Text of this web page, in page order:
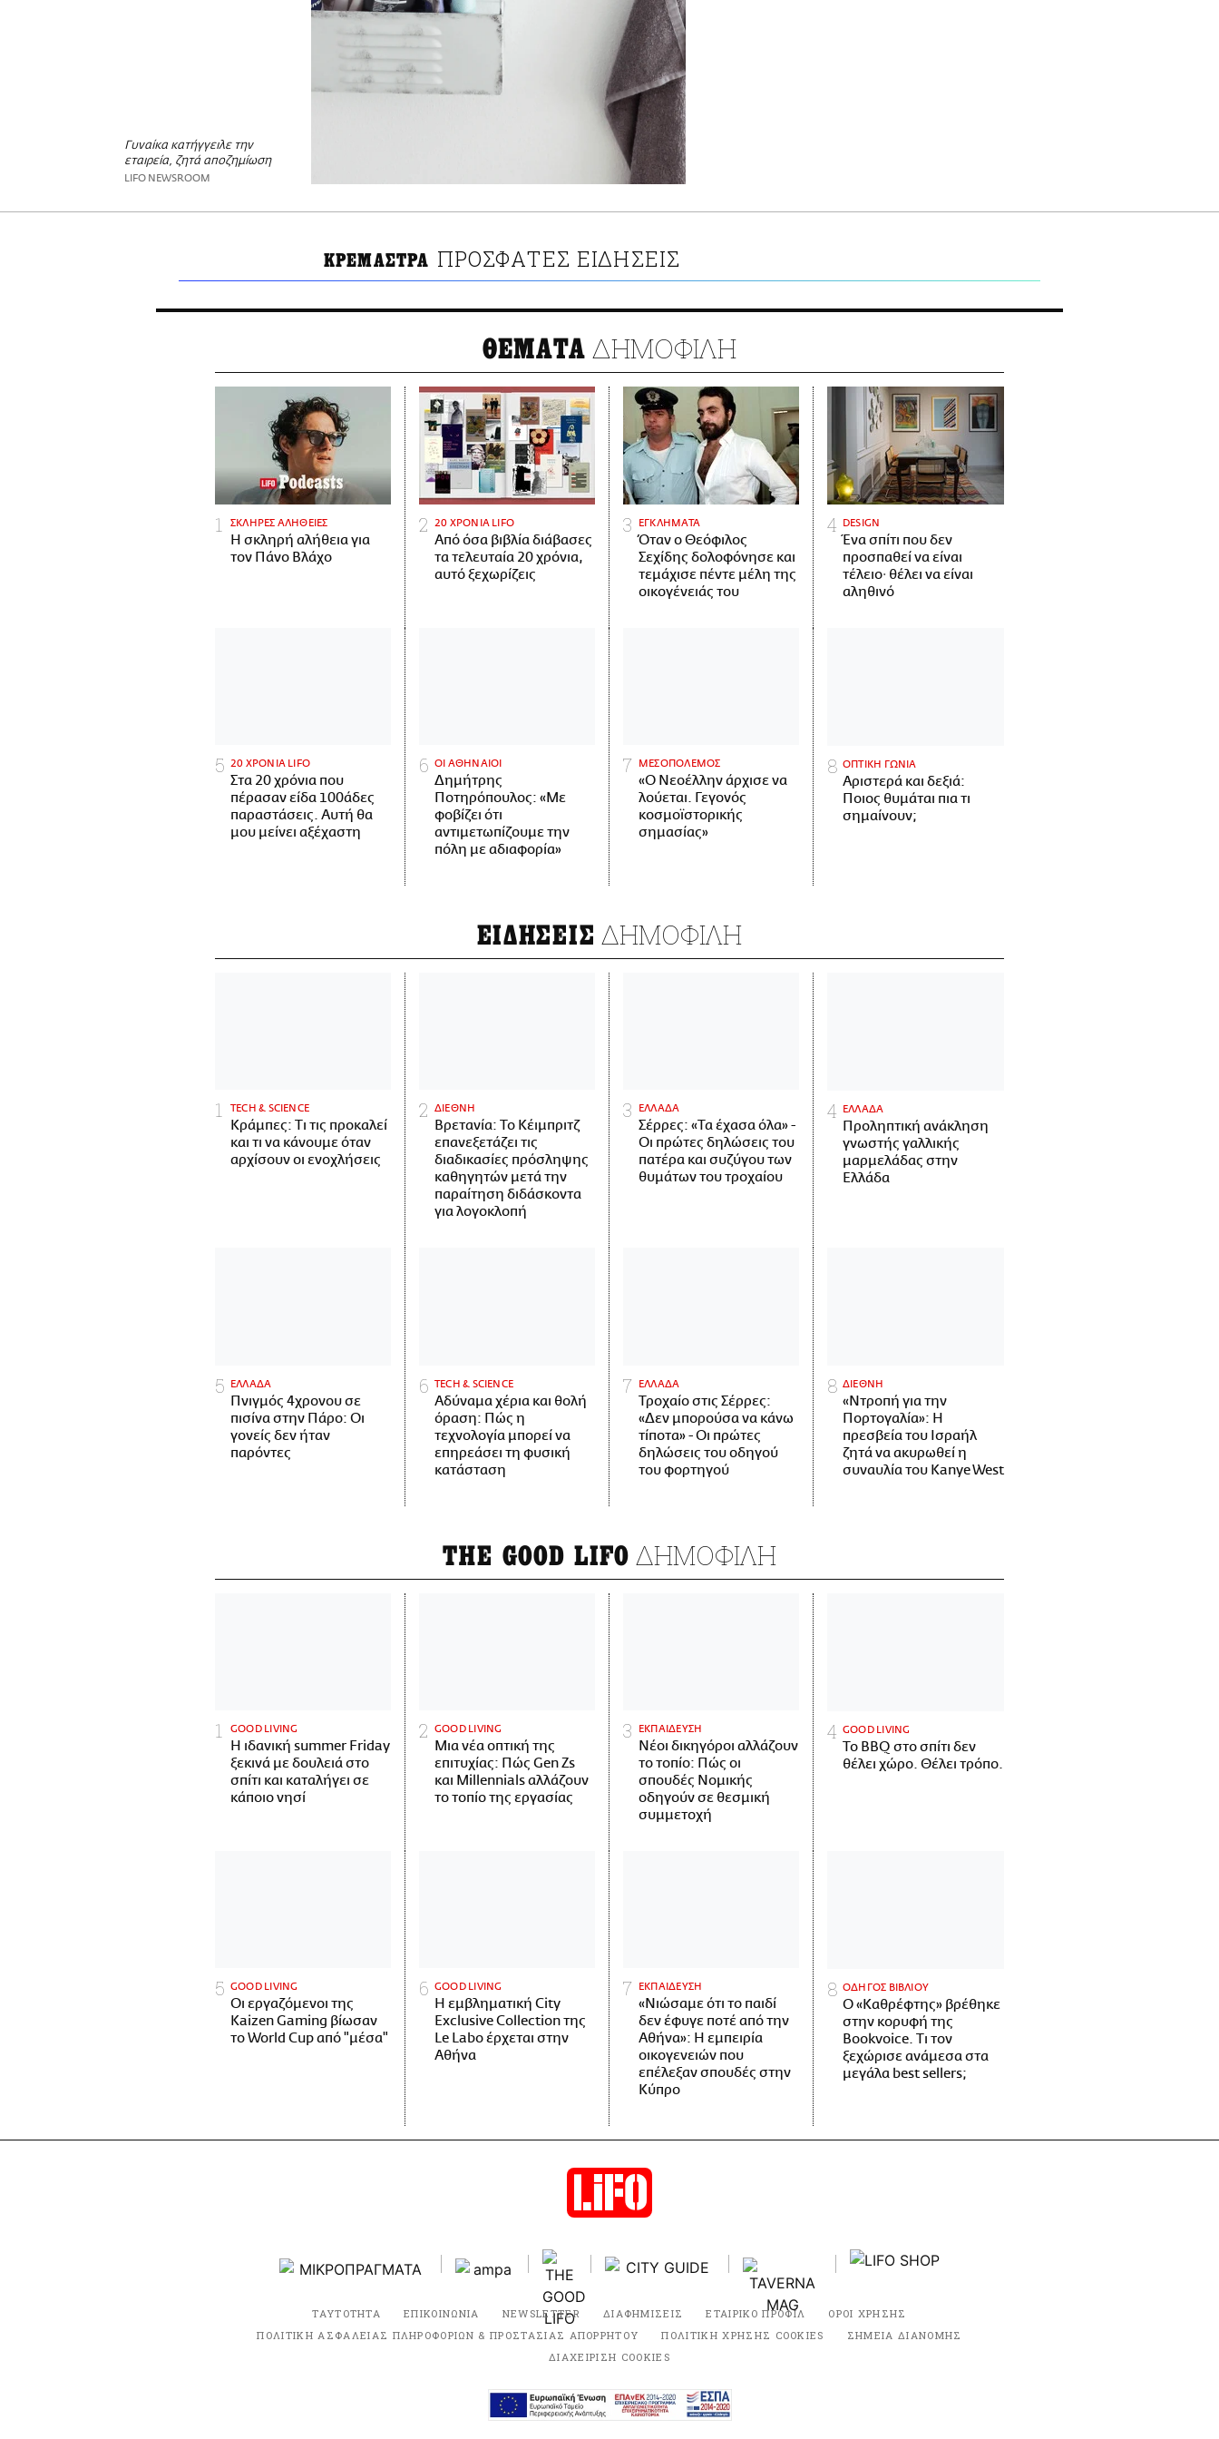
Γυναίκα κατήγγειλε την
εταιρεία, ζητά αποζημίωση
LIFO NEWSROOM
ΚΡΕΜΑΣΤΡΑ ΠΡΟΣΦΑΤΕΣ ΕΙΔΗΣΕΙΣ
ΘΕΜΑΤΑ ΔΗΜΟΦΙΛΗ
ΣΚΛΗΡΕΣ ΑΛΗΘΕΙΕΣ
H σκληρή αλήθεια για
τον Πάνο Βλάχο
20 ΧΡΟΝΙΑ LIFO
Από όσα βιβλία διάβασες
τα τελευταία 20 χρόνια,
αυτό ξεχωρίζεις
ΕΓΚΛΗΜΑΤΑ
Όταν ο Θεόφιλος
Σεχίδης δολοφόνησε και
τεμάχισε πέντε μέλη της
οικογένειάς του
DESIGN
Ένα σπίτι που δεν
προσπαθεί να είναι
τέλειο· θέλει να είναι
αληθινό
20 ΧΡΟΝΙΑ LIFO
Στα 20 χρόνια που
πέρασαν είδα 100άδες
παραστάσεις. Αυτή θα
μου μείνει αξέχαστη
ΟΙ ΑΘΗΝΑΙΟΙ
Δημήτρης
Ποτηρόπουλος: «Με
φοβίζει ότι
αντιμετωπίζουμε την
πόλη με αδιαφορία»
ΜΕΣΟΠΟΛΕΜΟΣ
«Ο Νεοέλλην άρχισε να
λούεται. Γεγονός
κοσμοϊστορικής
σημασίας»
ΟΠΤΙΚΗ ΓΩΝΙΑ
Αριστερά και δεξιά:
Ποιος θυμάται πια τι
σημαίνουν;
ΕΙΔΗΣΕΙΣ ΔΗΜΟΦΙΛΗ
ΤECH & SCIENCE
Κράμπες: Τι τις προκαλεί
και τι να κάνουμε όταν
αρχίσουν οι ενοχλήσεις
ΔΙΕΘΝΗ
Βρετανία: Το Κέιμπριτζ
επανεξετάζει τις
διαδικασίες πρόσληψης
καθηγητών μετά την
παραίτηση διδάσκοντα
για λογοκλοπή
ΕΛΛΑΔΑ
Σέρρες: «Τα έχασα όλα» -
Οι πρώτες δηλώσεις του
πατέρα και συζύγου των
θυμάτων του τροχαίου
ΕΛΛΑΔΑ
Προληπτική ανάκληση
γνωστής γαλλικής
μαρμελάδας στην
Ελλάδα
ΕΛΛΑΔΑ
Πνιγμός 4χρονου σε
πισίνα στην Πάρο: Οι
γονείς δεν ήταν
παρόντες
ΤECH & SCIENCE
Αδύναμα χέρια και θολή
όραση: Πώς η
τεχνολογία μπορεί να
επηρεάσει τη φυσική
κατάσταση
ΕΛΛΑΔΑ
Τροχαίο στις Σέρρες:
«Δεν μπορούσα να κάνω
τίποτα» - Οι πρώτες
δηλώσεις του οδηγού
του φορτηγού
ΔΙΕΘΝΗ
«Ντροπή για την
Πορτογαλία»: Η
πρεσβεία του Ισραήλ
ζητά να ακυρωθεί η
συναυλία του Kanye West
THE GOOD LIFO ΔΗΜΟΦΙΛΗ
GOOD LIVING
Η ιδανική summer Friday
ξεκινά με δουλειά στο
σπίτι και καταλήγει σε
κάποιο νησί
GOOD LIVING
Μια νέα οπτική της
επιτυχίας: Πώς Gen Zs
και Millennials αλλάζουν
το τοπίο της εργασίας
ΕΚΠΑΙΔΕΥΣΗ
Νέοι δικηγόροι αλλάζουν
το τοπίο: Πώς οι
σπουδές Νομικής
οδηγούν σε θεσμική
συμμετοχή
GOOD LIVING
Το BBQ στο σπίτι δεν
θέλει χώρο. Θέλει τρόπο.
GOOD LIVING
Οι εργαζόμενοι της
Kaizen Gaming βίωσαν
το World Cup από "μέσα"
GOOD LIVING
Η εμβληματική City
Exclusive Collection της
Le Labo έρχεται στην
Αθήνα
ΕΚΠΑΙΔΕΥΣΗ
«Νιώσαμε ότι το παιδί
δεν έφυγε ποτέ από την
Αθήνα»: Η εμπειρία
οικογενειών που
επέλεξαν σπουδές στην
Κύπρο
ΟΔΗΓΟΣ ΒΙΒΛΙΟΥ
Ο «Καθρέφτης» βρέθηκε
στην κορυφή της
Bookvoice. Τι τον
ξεχώρισε ανάμεσα στα
μεγάλα best sellers;
ΤΑΥΤΟΤΗΤΑ ΕΠΙΚΟΙΝΩΝΙΑ NEWSLETTER ΔΙΑΦΗΜΙΣΕΙΣ ΕΤΑΙΡΙΚΟ ΠΡΟΦΙΛ
ΟΡΟΙ ΧΡΗΣΗΣ
ΠΟΛΙΤΙΚΗ ΑΣΦΑΛΕΙΑΣ ΠΛΗΡΟΦΟΡΙΩΝ & ΠΡΟΣΤΑΣΙΑΣ ΑΠΟΡΡΗΤΟΥ
ΠΟΛΙΤΙΚΗ ΧΡΗΣΗΣ COOKIES
ΣΗΜΕΙΑ ΔΙΑΝΟΜΗΣ
ΔΙΑΧΕΙΡΙΣΗ COOKIES